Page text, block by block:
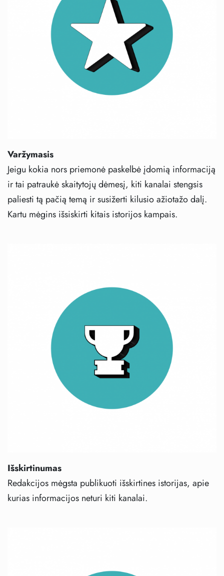
Varžymasis
Jeigu kokia nors priemonė paskelbė įdomią informaciją
ir tai patraukė skaitytojų dėmesį, kiti kanalai stengsis
paliesti tą pačią temą ir susižerti kilusio ažiotažo dalį.
Kartu mėgins išsiskirti kitais istorijos kampais.
Išskirtinumas
Redakcijos mėgsta publikuoti išskirtines istorijas, apie
kurias informacijos neturi kiti kanalai.